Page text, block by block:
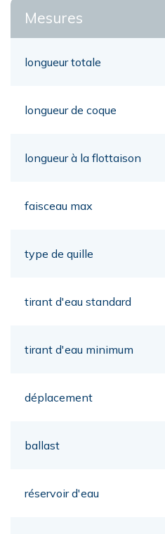
Mesures
longueur totale
longueur de coque
longueur à la flottaison
faisceau max
type de quille
tirant d'eau standard
tirant d'eau minimum
déplacement
ballast
réservoir d'eau